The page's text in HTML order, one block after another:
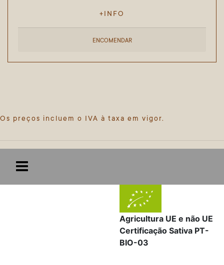
+INFO
ENCOMENDAR
Os preços incluem o IVA à taxa em vigor.
Agricultura UE e não UE
Certificação Sativa PT-
BIO-03